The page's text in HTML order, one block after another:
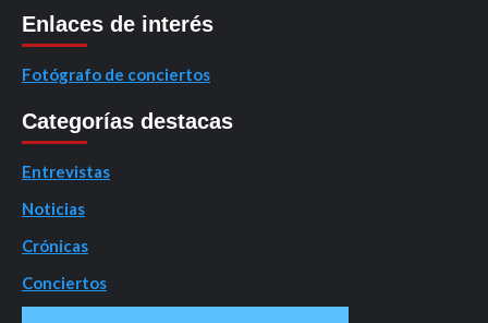
Enlaces de interés
Fotógrafo de conciertos
Categorías destacas
Entrevistas
Noticias
Crónicas
Conciertos